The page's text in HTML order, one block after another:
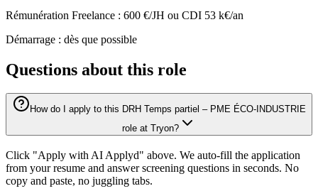
Rémunération Freelance : 600 €/JH ou CDI 53 k€/an
Démarrage : dès que possible
Questions about this role
How do I apply to this DRH Temps partiel – PME ÉCO-INDUSTRIE
role at Tryon?
Click "Apply with AI Applyd" above. We auto-fill the application
from your resume and answer screening questions in seconds. No
copy and paste, no juggling tabs.